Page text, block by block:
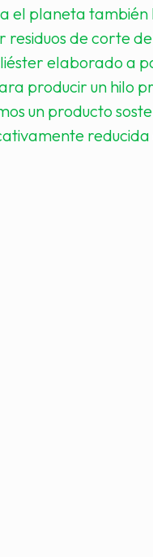
el planeta también
residuos de corte
elaborado a
producir un hilo
un producto
reducida